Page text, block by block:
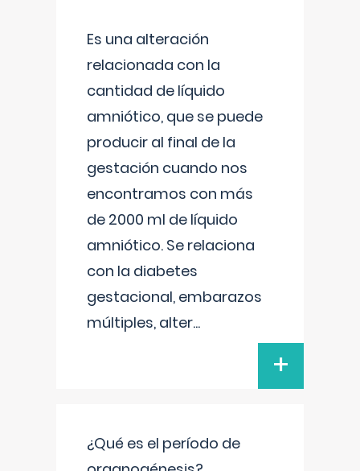
Es una alteración
relacionada con la
cantidad de líquido
amniótico, que se puede
producir al final de la
gestación cuando nos
encontramos con más
de 2000 ml de líquido
amniótico. Se relaciona
con la diabetes
gestacional, embarazos
múltiples, alter...
+
¿Qué es el período de